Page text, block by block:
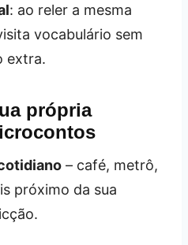
: ao reler a mesma
vocabulário sem
extra.
própria
– café, metrô,
próximo da sua